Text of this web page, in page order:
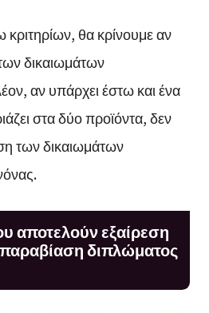
θα κρίνουμε αν
δικαιωμάτων
αν υπάρχει έστω και ένα
στα δύο προϊόντα, δεν
των δικαιωμάτων
αποτελούν εξαίρεση
διπλώματος